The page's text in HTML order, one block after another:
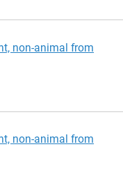
non-animal from
non-animal from